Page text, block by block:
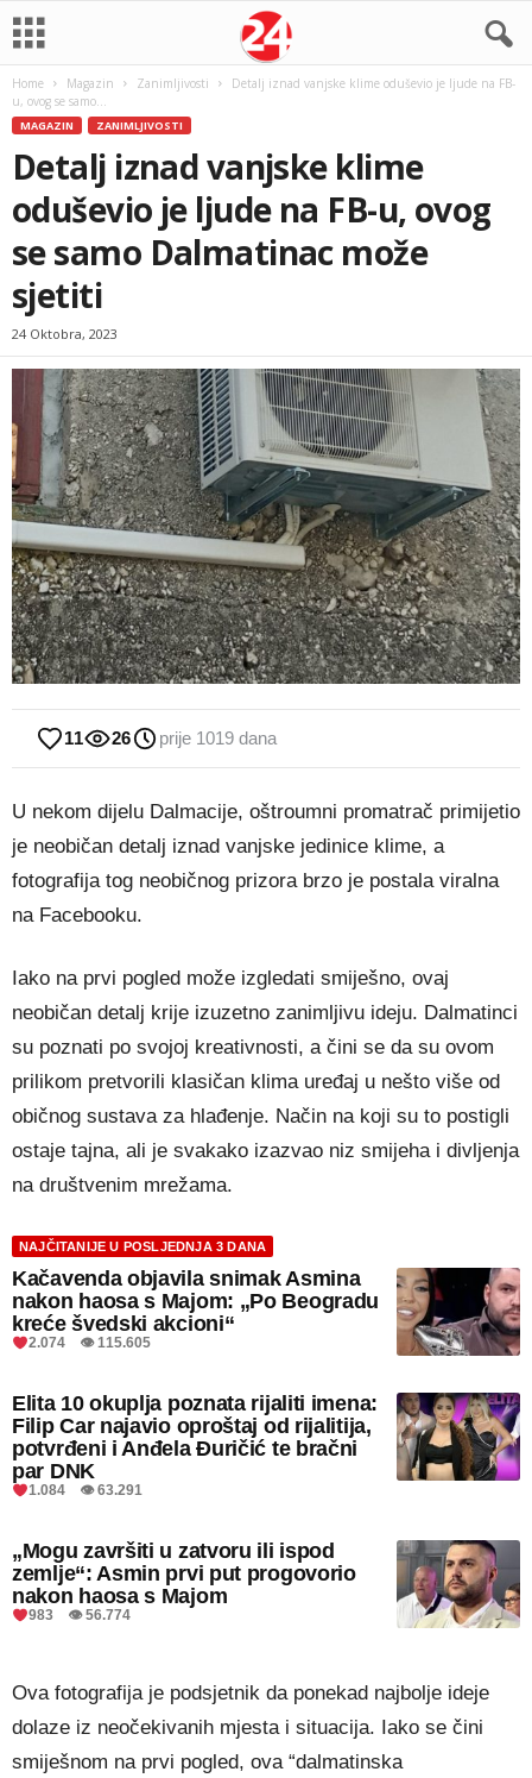
Home Magazin Zanimljivosti
Detalj iznad vanjske klime oduševio je ljude na FB-
u, ovog se samo...
MAGAZIN ZANIMLJIVOSTI
Detalj iznad vanjske klime
oduševio je ljude na FB-u, ovog
se samo Dalmatinac može
sjetiti
24 Oktobra, 2023
11 26 prije 1019 dana
U nekom dijelu Dalmacije, oštroumni promatrač primijetio
je neobičan detalj iznad vanjske jedinice klime, a
fotografija tog neobičnog prizora brzo je postala viralna
na Facebooku.
Iako na prvi pogled može izgledati smiješno, ovaj
neobičan detalj krije izuzetno zanimljivu ideju. Dalmatinci
su poznati po svojoj kreativnosti, a čini se da su ovom
prilikom pretvorili klasičan klima uređaj u nešto više od
običnog sustava za hlađenje. Način na koji su to postigli
ostaje tajna, ali je svakako izazvao niz smijeha i divljenja
na društvenim mrežama.
NAJČITANIJE U POSLJEDNJA 3 DANA
Kačavenda objavila snimak Asmina
nakon haosa s Majom: „Po Beogradu
kreće švedski akcioni“
2.074 👁 115.605
Elita 10 okuplja poznata rijaliti imena:
Filip Car najavio oproštaj od rijalitija,
potvrđeni i Anđela Đuričić te bračni
par DNK
1.084 👁 63.291
„Mogu završiti u zatvoru ili ispod
zemlje“: Asmin prvi put progovorio
nakon haosa s Majom
983 👁 56.774
Ova fotografija je podsjetnik da ponekad najbolje ideje
dolaze iz neočekivanih mjesta i situacija. Iako se čini
smiješnom na prvi pogled, ova “dalmatinska